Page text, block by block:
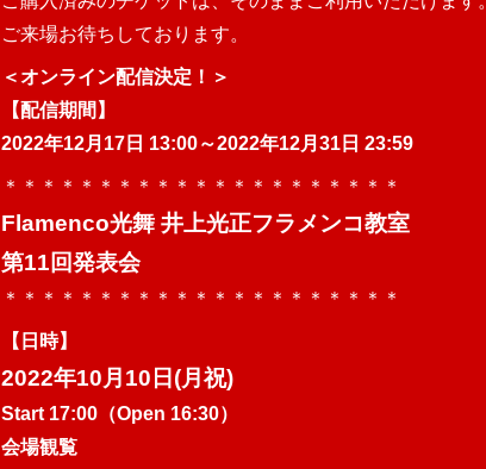
ご来場お待ちしております。
＜オンライン配信決定！＞
【配信期間】
2022年12月17日 13:00～2022年12月31日 23:59
＊＊＊＊＊＊＊＊＊＊＊＊＊＊＊＊＊＊＊＊＊
Flamenco光舞 井上光正フラメンコ教室
第11回発表会
＊＊＊＊＊＊＊＊＊＊＊＊＊＊＊＊＊＊＊＊＊
【日時】
2022年10月10日(月祝)
Start 17:00（Open 16:30）
会場観覧